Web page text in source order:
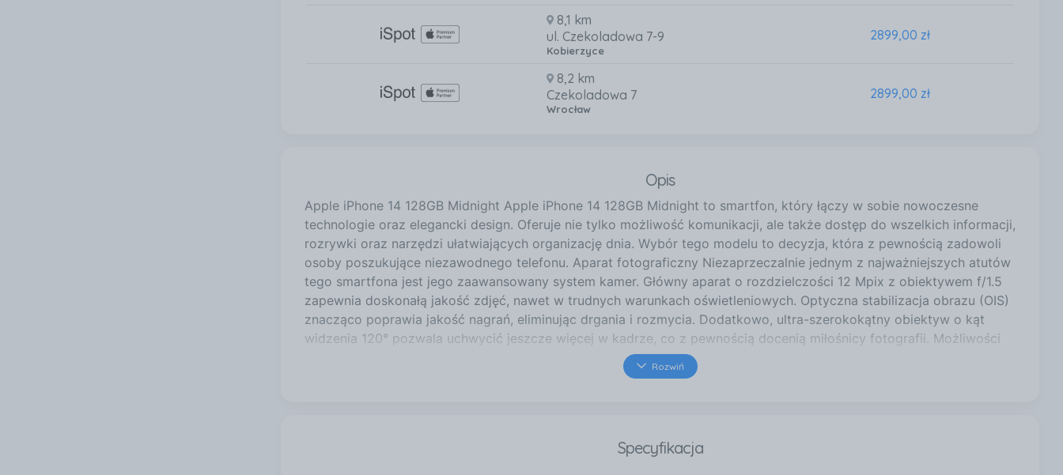
8,1 km
ul. Czekoladowa 7-9
Kobierzyce
2899,00 zł
8,2 km
Czekoladowa 7
Wrocław
2899,00 zł
Opis
Apple iPhone 14 128GB Midnight Apple iPhone 14 128GB Midnight to smartfon, który łączy w sobie nowoczesne
technologie oraz elegancki design. Oferuje nie tylko możliwość komunikacji, ale także dostęp do wszelkich informacji,
rozrywki oraz narzędzi ułatwiających organizację dnia. Wybór tego modelu to decyzja, która z pewnością zadowoli
osoby poszukujące niezawodnego telefonu. Aparat fotograficzny Niezaprzeczalnie jednym z najważniejszych atutów
tego smartfona jest jego zaawansowany system kamer. Główny aparat o rozdzielczości 12 Mpix z obiektywem f/1.5
zapewnia doskonałą jakość zdjęć, nawet w trudnych warunkach oświetleniowych. Optyczna stabilizacja obrazu (OIS)
znacząco poprawia jakość nagrań, eliminując drgania i rozmycia. Dodatkowo, ultra-szerokokątny obiektyw o kąt
widzenia 120° pozwala uchwycić jeszcze więcej w kadrze, co z pewnością docenią miłośnicy fotografii. Możliwości
nagrywania wideo obejmują rozdzielczość 1080p (Full HD), co daje użytkownikom szansę na tworzenie
profesjonalnych nagrań. Przedni aparat również robi wrażenie – posiada rozdzielczość 12 Mpix, co pozwala na
o mocy 20 W oraz możliwość ładowania bezprzewodowego w standardzie Qi (15 W) sprawiają, że nie ma potrzeby
Rozwiń
Specyfikacja